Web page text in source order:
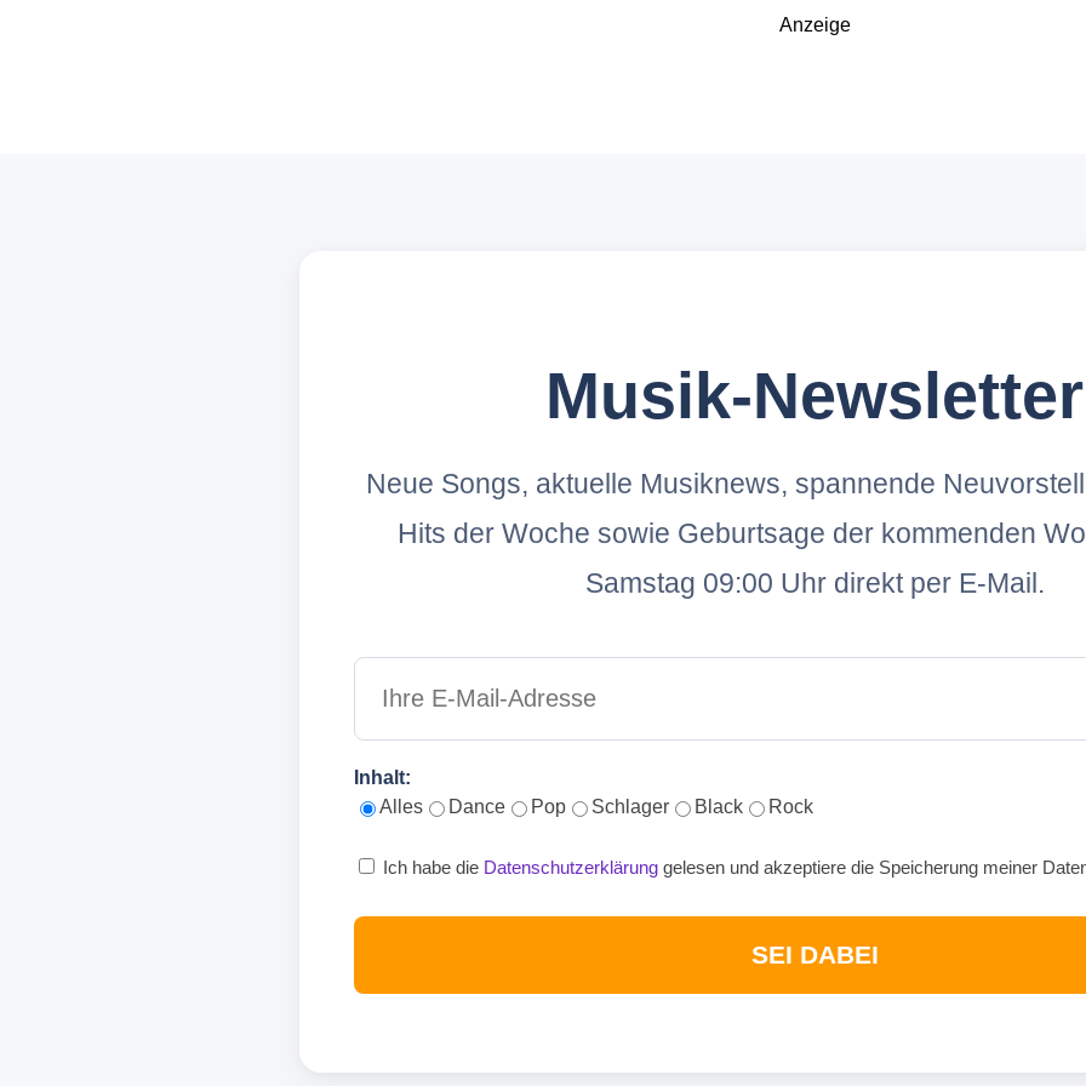
Anzeige
Musik-Newsletter
Neue Songs, aktuelle Musiknews, spannende
Hits der Woche sowie Geburtsage der kommenden
Samstag 09:00 Uhr direkt per E-Mail.
Inhalt:
Alles
Dance Pop Schlager Black Rock
Ich habe die Datenschutzerklärung gelesen und akzeptiere die Speicherung meiner
SEI DABEI